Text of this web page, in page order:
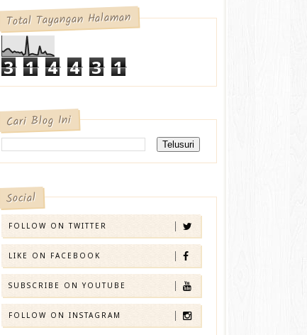
Total Tayangan Halaman
3 1 4 4 3 1
Cari Blog Ini
Social
FOLLOW ON TWITTER
LIKE ON FACEBOOK
SUBSCRIBE ON YOUTUBE
FOLLOW ON INSTAGRAM